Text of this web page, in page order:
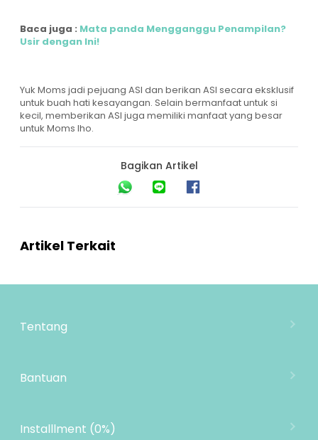
Baca juga : Mata panda Mengganggu Penampilan?
Usir dengan Ini!
Yuk Moms jadi pejuang ASI dan berikan ASI secara eksklusif
untuk buah hati kesayangan. Selain bermanfaat untuk si
kecil, memberikan ASI juga memiliki manfaat yang besar
untuk Moms lho.
Bagikan Artikel
Artikel Terkait
Tentang
Lokasi Toko
MOOIMOM Affiliate Program
Bantuan
Pengiriman
Installlment (0%)